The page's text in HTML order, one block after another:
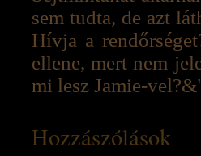
sem tudta, de azt
Hívja a
ellene, mert nem
mi lesz Jamie-
Hozzászólások